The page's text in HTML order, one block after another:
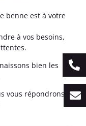
benne est à votre
à vos besoins,
bien les
vous répondrons